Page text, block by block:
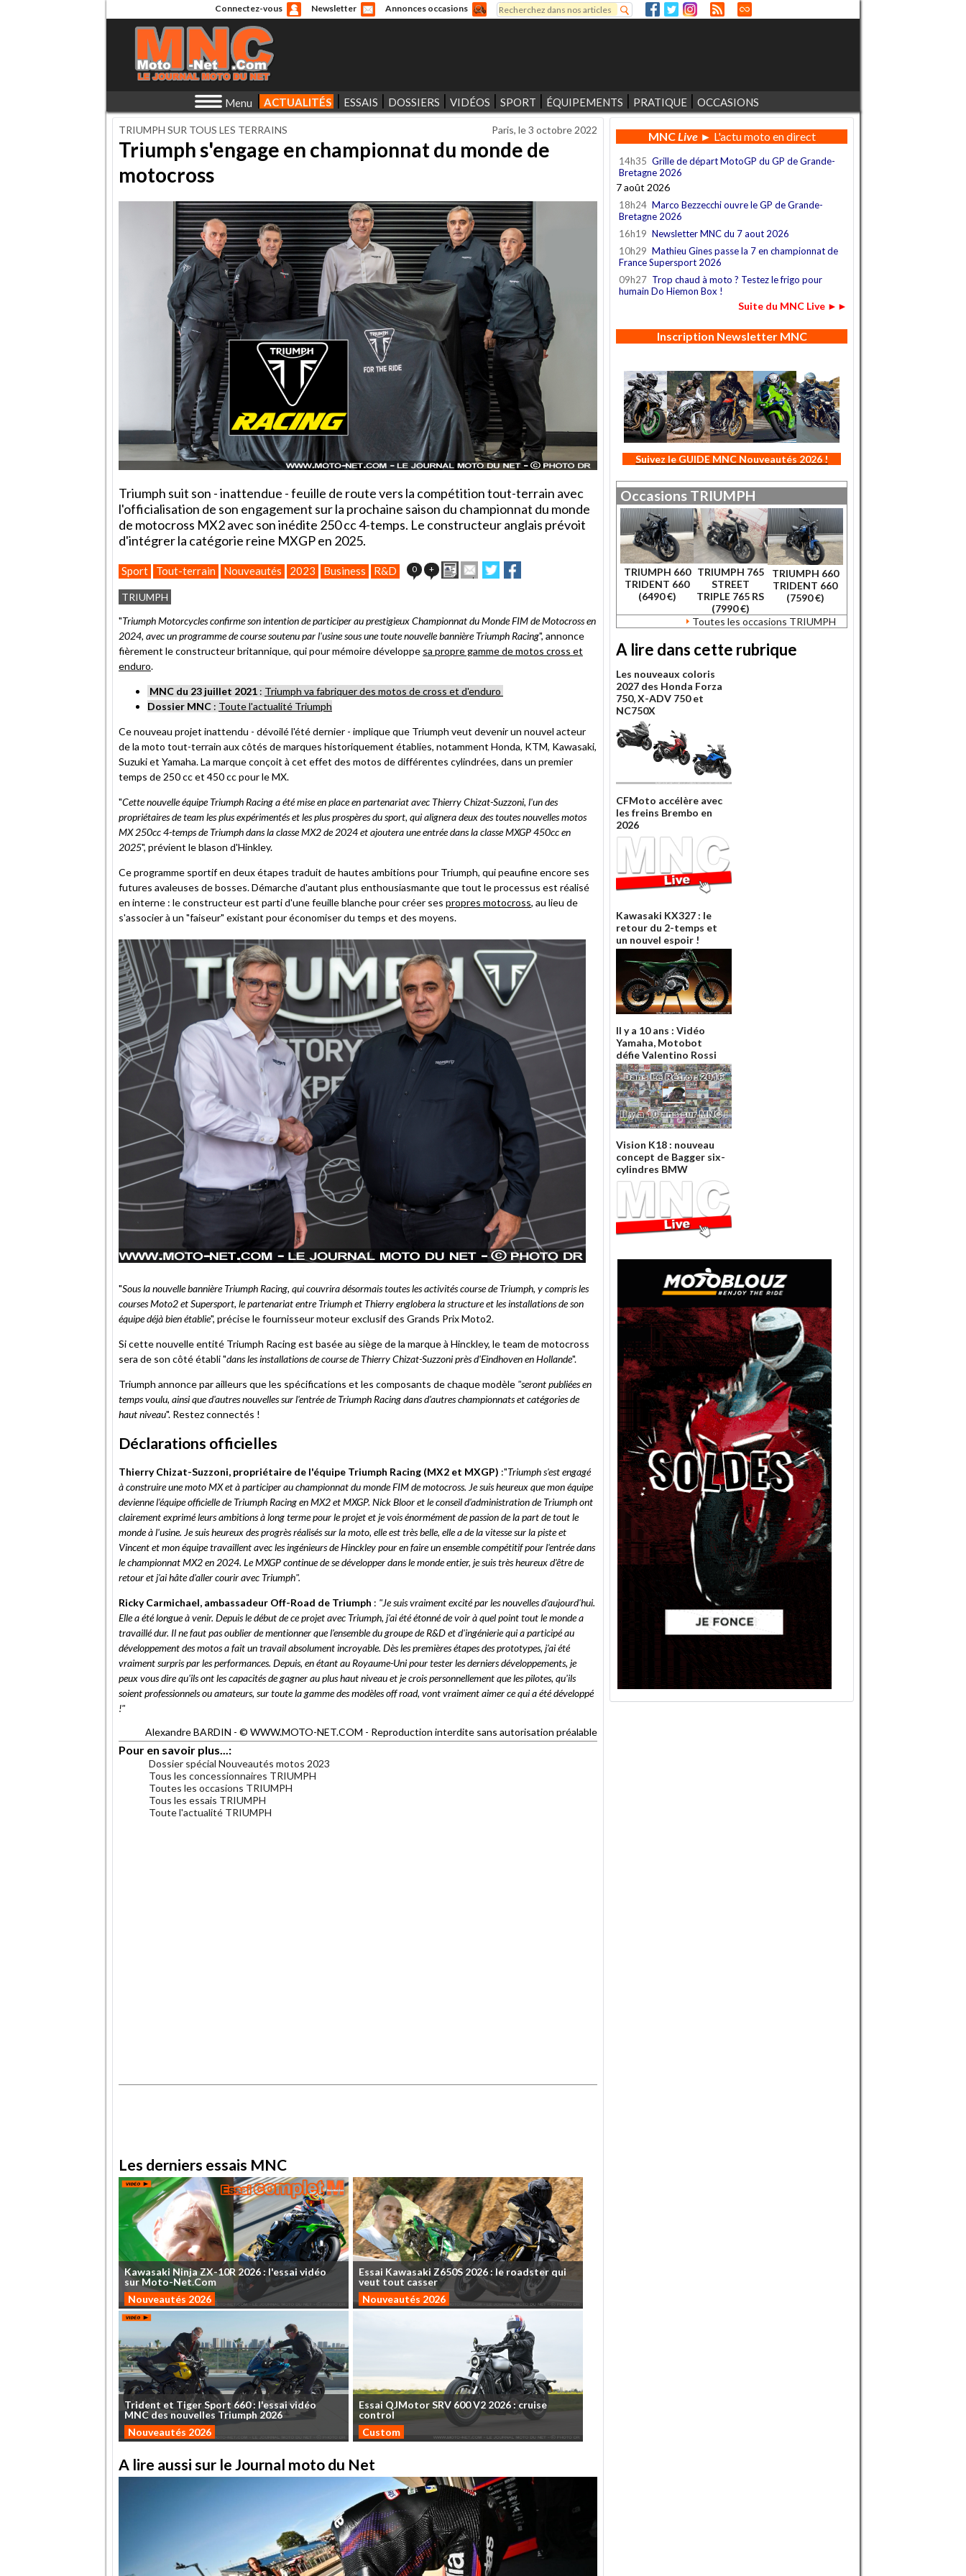
Connectez-vous Newsletter Annonces occasions
Formulaire de recherche
Rechercher
Menu ACTUALITÉS ESSAIS DOSSIERS VIDÉOS SPORT ÉQUIPEMENTS PRATIQUE OCCASIONS
TRIUMPH SUR TOUS LES TERRAINS Paris, le3 octobre 2022
Triumph s'engage en championnat du monde de
motocross
Triumph suit son - inattendue - feuille de route vers la compétition tout-terrain avec
l'officialisation de son engagement sur la prochaine saison du championnat du monde
de motocross MX2 avec son inédite 250 cc 4-temps. Le constructeur anglais prévoit
d'intégrer la catégorie reine MXGP en 2025.
Sport Tout-terrain Nouveautés 2023 Business R&D 0 + ImprimerEnvoyer
cet
un
ami
Partager
sur
sur
TRIUMPH
"Triumph Motorcycles confirme son intention de participer au prestigieux Championnat du Monde FIM de Motocross en
2024, avec un programme de course soutenu par l'usine sous une toute nouvelle bannière Triumph Racing", annonce
fièrement le constructeur britannique, qui pour mémoire développe sa propre gamme de motos cross et
enduro.
MNC du 23 juillet 2021 : Triumph va fabriquer des motos de cross et d'enduro
Dossier MNC : Toute l'actualité Triumph
Ce nouveau projet inattendu - dévoilé l'été dernier - implique que Triumph veut devenir un nouvel acteur
de la moto tout-terrain aux côtés de marques historiquement établies, notamment Honda, KTM, Kawasaki,
Suzuki et Yamaha. La marque conçoit à cet effet des motos de différentes cylindrées, dans un premier
temps de 250 cc et 450 cc pour le MX.
"Cette nouvelle équipe Triumph Racing a été mise en place en partenariat avec Thierry Chizat-Suzzoni, l'un des
propriétaires de team les plus expérimentés et les plus prospères du sport, qui alignera deux des toutes nouvelles motos
MX 250cc 4-temps de Triumph dans la classe MX2 de 2024 et ajoutera une entrée dans la classe MXGP 450cc en
2025", prévient le blason d'Hinkley.
Ce programme sportif en deux étapes traduit de hautes ambitions pour Triumph, qui peaufine encore ses
futures avaleuses de bosses. Démarche d'autant plus enthousiasmante que tout le processus est réalisé
en interne : le constructeur est parti d'une feuille blanche pour créer ses propres motocross, au lieu de
s'associer à un "faiseur" existant pour économiser du temps et des moyens.
"Sous la nouvelle bannière Triumph Racing, qui couvrira désormais toutes les activités course de Triumph, y compris les
courses Moto2 et Supersport, le partenariat entre Triumph et Thierry englobera la structure et les installations de son
équipe déjà bien établie", précise le fournisseur moteur exclusif des Grands Prix Moto2.
Si cette nouvelle entité Triumph Racing est basée au siège de la marque à Hinckley, le team de motocross
sera de son côté établi "dans les installations de course de Thierry Chizat-Suzzoni près d'Eindhoven en Hollande".
Triumph annonce par ailleurs que les spécifications et les composants de chaque modèle "seront publiées en
temps voulu, ainsi que d'autres nouvelles sur l'entrée de Triumph Racing dans d'autres championnats et catégories de
haut niveau". Restez connectés !
Déclarations officielles
Thierry Chizat-Suzzoni, propriétaire de l'équipe Triumph Racing (MX2 et MXGP) :"Triumph s'est engagé
à construire une moto MX et à participer au championnat du monde FIM de motocross. Je suis heureux que mon équipe
devienne l'équipe officielle de Triumph Racing en MX2 et MXGP. Nick Bloor et le conseil d'administration de Triumph ont
clairement exprimé leurs ambitions à long terme pour le projet et je vois énormément de passion de la part de tout le
monde à l'usine. Je suis heureux des progrès réalisés sur la moto, elle est très belle, elle a de la vitesse sur la piste et
Vincent et mon équipe travaillent avec les ingénieurs de Hinckley pour en faire un ensemble compétitif pour l'entrée dans
le championnat MX2 en 2024. Le MXGP continue de se développer dans le monde entier, je suis très heureux d'être de
retour et j'ai hâte d'aller courir avec Triumph".
Ricky Carmichael, ambassadeur Off-Road de Triumph : "Je suis vraiment excité par les nouvelles d'aujourd'hui.
Elle a été longue à venir. Depuis le début de ce projet avec Triumph, j'ai été étonné de voir à quel point tout le monde a
travaillé dur. Il ne faut pas oublier de mentionner que l'ensemble du groupe de R&D et d'ingénierie qui a participé au
développement des motos a fait un travail absolument incroyable. Dès les premières étapes des prototypes, j'ai été
vraiment surpris par les performances. Depuis, en étant au Royaume-Uni pour tester les derniers développements, je
peux vous dire qu'ils ont les capacités de gagner au plus haut niveau et je crois personnellement que les pilotes, qu'ils
soient professionnels ou amateurs, sur toute la gamme des modèles off road, vont vraiment aimer ce qui a été développé
!"
Alexandre BARDIN - © WWW.MOTO-NET.COM - Reproduction interdite sans autorisation préalable
Pour en savoir plus...:
Dossier spécial Nouveautés motos 2023
Tous les concessionnaires TRIUMPH
Toutes les occasions TRIUMPH
Tous les essais TRIUMPH
Toute l'actualité TRIUMPH
Les derniers essais MNC
Kawasaki NinjaZX-10R 2026 : l'essai vidéo
sur Moto-Net.Com
Nouveautés 2026
Essai Kawasaki Z650S2026:le roadster qui
veut tout casser
Nouveautés 2026
Trident et TigerSport 660: l'essaividéo
MNCdesnouvelles Triumph2026
Nouveautés 2026
Essai QJMotorSRV 600V2 2026: cruise
control
Custom
A lire aussi sur le Journal moto du Net
MNCLive► L'actu moto en direct
14h35 Grille de départ MotoGP du GP de Grande-
Bretagne 2026
7 août 2026
18h24 Marco Bezzecchi ouvre le GP de Grande-
Bretagne 2026
16h19 Newsletter MNC du 7 aout 2026
10h29 Mathieu Gines passe la 7 en championnat de
France Supersport 2026
09h27 Trop chaud à moto ? Testez le frigo pour
humain Do Hiemon Box !
Suite du MNC Live ►►
Inscription Newsletter MNC
Suivez le GUIDE MNC Nouveautés 2026 !
Occasions TRIUMPH
TRIUMPH 660
TRIDENT 660
(6490 €)
TRIUMPH 765
STREET
TRIPLE 765 RS
(7990 €)
TRIUMPH 660
TRIDENT 660
(7590 €)
Toutes les occasions TRIUMPH
A lire dans cette rubrique
Les nouveaux coloris
2027 des Honda Forza
750, X-ADV 750 et
NC750X
CFMoto accélère avec
les freins Brembo en
2026
Kawasaki KX327 : le
retour du 2-temps et
un nouvel espoir !
Il y a 10 ans : Vidéo
Yamaha, Motobot
défie Valentino Rossi
Vision K18 : nouveau
concept de Bagger six-
cylindres BMW